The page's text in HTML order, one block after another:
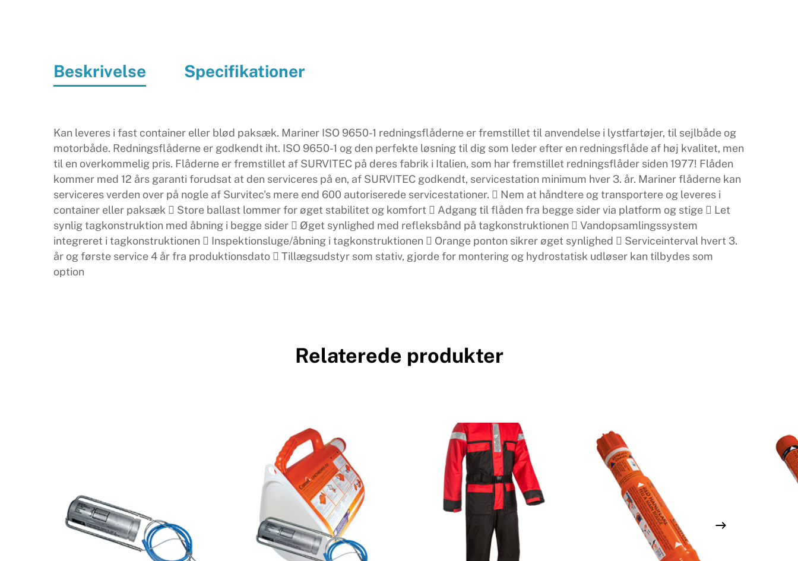
Beskrivelse Specifikationer
Kan leveres i fast container eller blød paksæk. Mariner ISO 9650-1 redningsflåderne er fremstillet til anvendelse i lystfartøjer, til sejlbåde og
motorbåde. Redningsflåderne er godkendt iht. ISO 9650-1 og den perfekte løsning til dig som leder efter en redningsflåde af høj kvalitet, men
til en overkommelig pris. Flåderne er fremstillet af SURVITEC på deres fabrik i Italien, som har fremstillet redningsflåder siden 1977! Flåden
kommer med 12 års garanti forudsat at den serviceres på en, af SURVITEC godkendt, servicestation minimum hver 3. år. Mariner flåderne kan
serviceres verden over på nogle af Survitec's mere end 600 autoriserede servicestationer.  Nem at håndtere og transportere og leveres i
container eller paksæk  Store ballast lommer for øget stabilitet og komfort  Adgang til flåden fra begge sider via platform og stige  Let
synlig tagkonstruktion med åbning i begge sider  Øget synlighed med refleksbånd på tagkonstruktionen  Vandopsamlingssystem
integreret i tagkonstruktionen  Inspektionsluge/åbning i tagkonstruktionen  Orange ponton sikrer øget synlighed  Serviceinterval hvert 3.
år og første service 4 år fra produktionsdato  Tillægsudstyr som stativ, gjorde for montering og hydrostatisk udløser kan tilbydes som
option
Relaterede produkter